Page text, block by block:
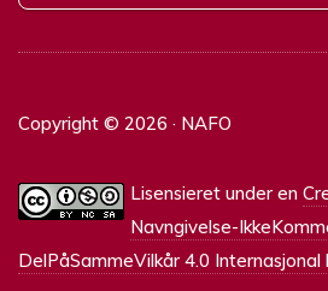
Copyright © 2026 · NAFO
Lisensieret under en
Navngivelse-
DelPåSammeVilkår 4.0 Internasjonal